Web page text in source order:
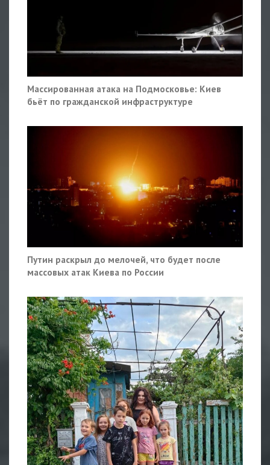
Массированная атака на Подмосковье: Киев
бьёт по гражданской инфраструктуре
Путин раскрыл до мелочей, что будет после
массовых атак Киева по России